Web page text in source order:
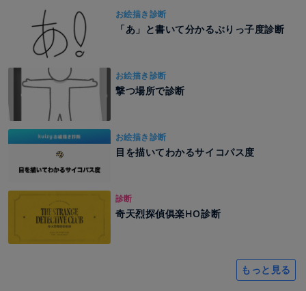
お絵描き診断
「あ」と書いて分かるぶりっ子度診断
お絵描き診断
撃つ場所で診断
お絵描き診断
目を描いてわかるサイコパス度
診断
奇天烈探偵俱楽HO診断
もっと見る